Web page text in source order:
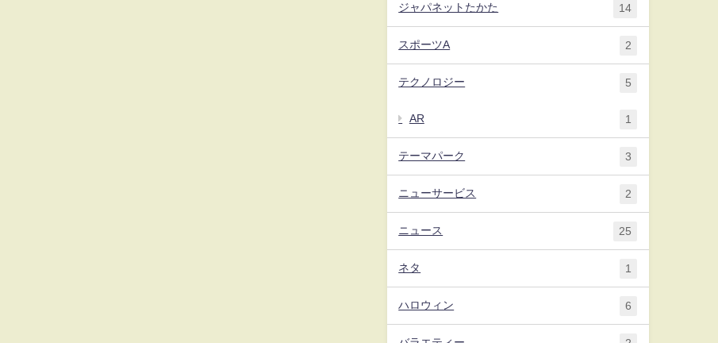
ジャパネットたかた 14
スポーツA 2
テクノロジー 5
AR 1
テーマパーク 3
ニューサービス 2
ニュース 25
ネタ 1
ハロウィン 6